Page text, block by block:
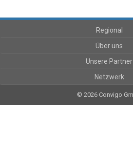
Regional
Über uns
Unsere Partner
Netzwerk
© 2026 Convigo